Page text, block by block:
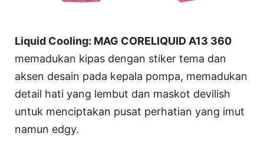
Liquid Cooling: MAG CORELIQUID A13 360
memadukan kipas dengan stiker tema dan
aksen desain pada kepala pompa, memadukan
detail hati yang lembut dan maskot devilish
untuk menciptakan pusat perhatian yang imut
namun edgy.